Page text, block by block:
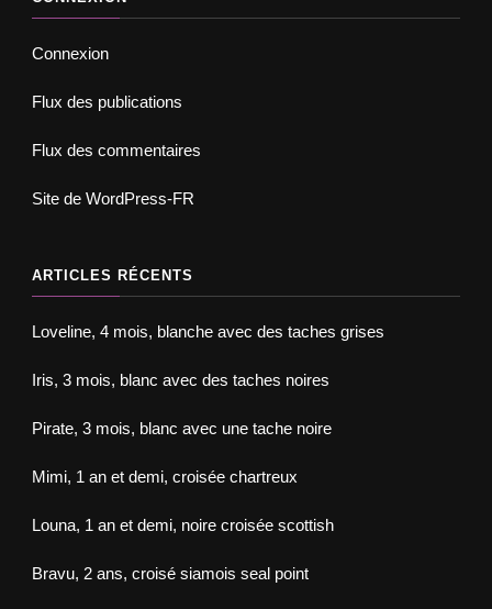
Connexion
Flux des publications
Flux des commentaires
Site de WordPress-FR
ARTICLES RÉCENTS
Loveline, 4 mois, blanche avec des taches grises
Iris, 3 mois, blanc avec des taches noires
Pirate, 3 mois, blanc avec une tache noire
Mimi, 1 an et demi, croisée chartreux
Louna, 1 an et demi, noire croisée scottish
Bravu, 2 ans, croisé siamois seal point